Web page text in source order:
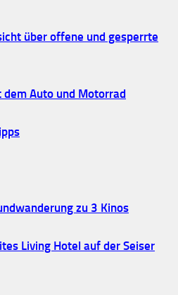
über offene und gesperrte
Auto und Motorrad
zu 3 Kinos
Living Hotel auf der Seiser